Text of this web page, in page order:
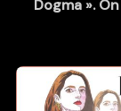
Dogma ».